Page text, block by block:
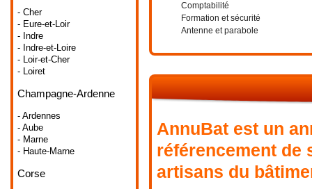
- Cher
- Eure-et-Loir
- Indre
- Indre-et-Loire
- Loir-et-Cher
- Loiret
Champagne-Ardenne
- Ardennes
- Aube
- Marne
- Haute-Marne
Corse
Comptabilité
Formation et sécurité
Antenne et parabole
AnnuBat est un
référencement de
artisans du